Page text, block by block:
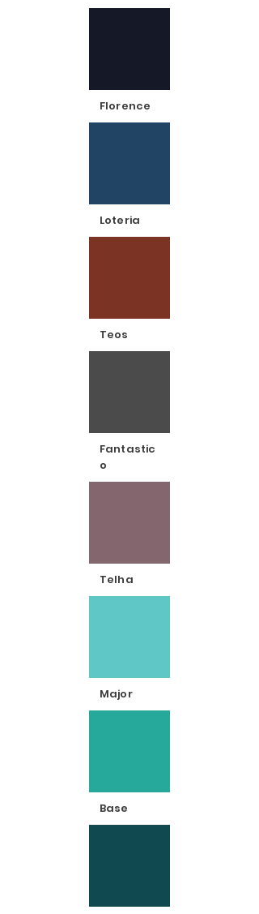
Florence
Loteria
Teos
Fantastic
o
Telha
Major
Base